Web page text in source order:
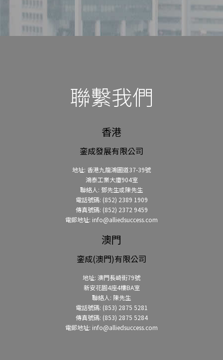
聯繫我們
香港
銮成發展有限公司
地址: 香港九龍鴻圖道37-39號
鴻泰工業大廈904室
聯絡人: 鄧先生或陳先生
電話號碼: (852) 2389 1909
傳真號碼: (852) 2372 9459
電郵地址: info@alliedsuccess.com
澳門
銮成(澳門)有限公司
地址: 澳門長崎街79號
新安花園4座4樓BA室
聯絡人: 陳先生
電話號碼: (853) 2875 5281
傳真號碼: (853) 2875 5284
電郵地址: info@alliedsuccess.com